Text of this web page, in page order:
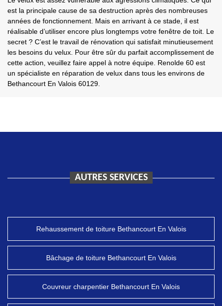
est la principale cause de sa destruction après des nombreuses
années de fonctionnement. Mais en arrivant à ce stade, il est
réalisable d’utiliser encore plus longtemps votre fenêtre de toit. Le
secret ? C’est le travail de rénovation qui satisfait minutieusement
les besoins du velux. Pour être sûr du parfait accomplissement de
cette action, veuillez faire appel à notre équipe. Renolde 60 est
un spécialiste en réparation de velux dans tous les environs de
Bethancourt En Valois 60129.
AUTRES SERVICES
Rehaussement de toiture Bethancourt En Valois
Bâchage de toiture Bethancourt En Valois
Couvreur charpentier Bethancourt En Valois